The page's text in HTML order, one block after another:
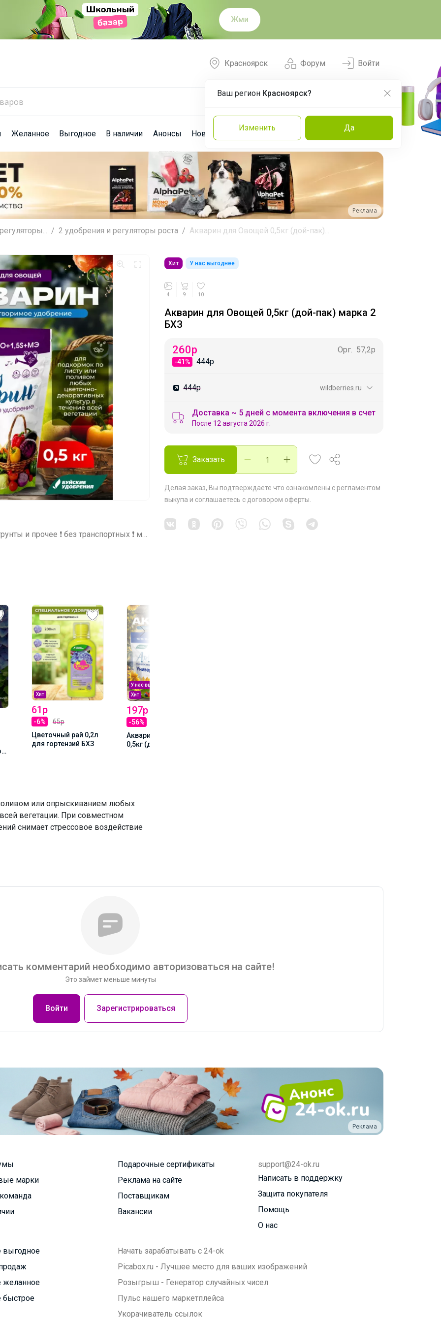
Жми
Форум
Красноярск
Ваш регион Красноярск?
Изменить Да
Войти
Желанное Выгодное В наличии Анонсы Новости Команда Эксперты
Реклама
2 удобрения и регуляторы роста Акварин для Овощей 0,5кг (дой-пак)...
СП295 Удобрения, регуляторы роста, грунты и прочее ❗ без транспортных ❗ минимальное ожидание ❗ выкуп каждую в неделю (svet)
Хит
61р
-6%
65р
Цветочный рай 0,2л
для гортензий БХЗ
Хит
У нас выгоднее
197р
-56%
Акварин Универсал
0,5кг (дой-пак)
или опрыскиванием любых
вегетации. При совместном
снимает стрессовое воздействие
Хит У нас выгоднее
4 9 10
Акварин для Овощей 0,5кг (дой-пак) марка 2
БХЗ
260р
-41% 444р
Орг. 57,2р
444р wildberries.ru
Доставка ~ 5 дней с момента включения в счет
После 12 августа 2026 г.
Заказать
Делая заказ, Вы подтверждаете что ознакомлены с регламентом
выкупа и соглашаетесь с договором оферты
комментарий необходимо авторизоваться на сайте!
Это займет меньше минуты
Войти Зарегистрироваться
Реклама
марки
Подарочные сертификаты
Реклама на сайте
Поставщикам
Вакансии
support@24-ok.ru
Написать в поддержку
Защита покупателя
Помощь
О нас
выгодное
желанное
быстрое
Начать зарабатывать с 24-ok
Picabox.ru - Лучшее место для ваших изображений
Розыгрыш - Генератор случайных чисел
Пульс нашего маркетплейса
Укорачиватель ссылок